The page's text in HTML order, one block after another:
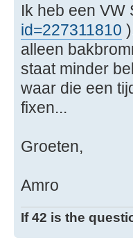
Ik heb een VW
id=227311810
alleen
staat minder
waar die een
fixen...
Groeten,
Amro
If 42 is the